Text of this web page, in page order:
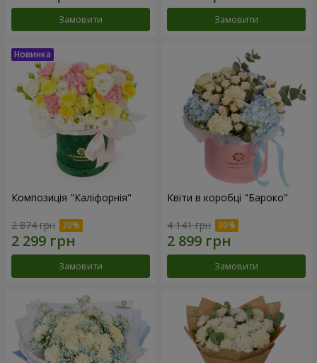
Замовити Замовити
Композиція "Каліфорнія"
2 874 грн
Замовити
Квіти в коробці "Бароко"
4 141 грн
Замовити